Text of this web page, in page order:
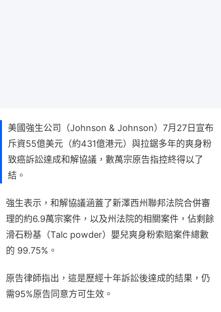
美國強生公司（Johnson & Johnson）7月27日宣布
斥資55億美元（約431億港元）與拉鋸多年的爽身粉
致癌訴訟達成和解協議，數萬宗原告指控終得以了
結。
強生表示，和解協議涵蓋了新澤西州聯邦法院合併審
理的約6.9萬宗案件，以及州法院的相關案件，佔剩餘
滑石粉基（Talc powder）嬰兒爽身粉索賠案件總數
的 99.75%。
原告律師指出，這是歷經十年訴訟後達成的結果，仍
需95%原告同意方可生效。